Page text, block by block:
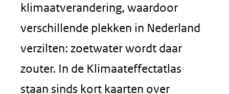
klimaatverandering, waardoor
verschillende plekken in Nederland
verzilten: zoetwater wordt daar
zouter. In de Klimaateffectatlas
staan sinds kort kaarten over